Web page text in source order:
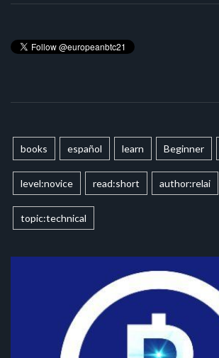
books español learn Beginner
level:novice read:short author:relai
topic:technical